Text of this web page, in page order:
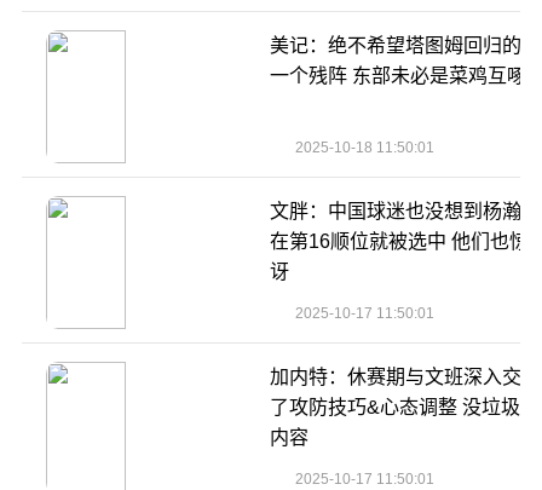
美记：绝不希望塔图姆回归的是
一个残阵 东部未必是菜鸡互啄
2025-10-18 11:50:01
文胖：中国球迷也没想到杨瀚森
在第16顺位就被选中 他们也惊
讶
2025-10-17 11:50:01
加内特：休赛期与文班深入交流
了攻防技巧&心态调整 没垃圾话
内容
2025-10-17 11:50:01